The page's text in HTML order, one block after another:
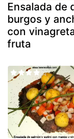
Ensalada de
burgos y
con
fruta